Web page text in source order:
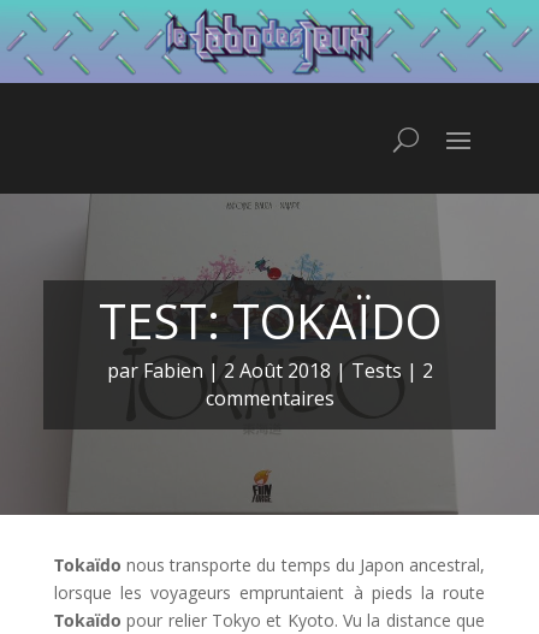
TEST: TOKAÏDO
par Fabien | 2 Août 2018| Tests | 2
commentaires
Tokaïdo nous transporte du temps du Japon ancestral,
lorsque les voyageurs empruntaient à pieds la route
Tokaïdo pour relier Tokyo et Kyoto. Vu la distance que